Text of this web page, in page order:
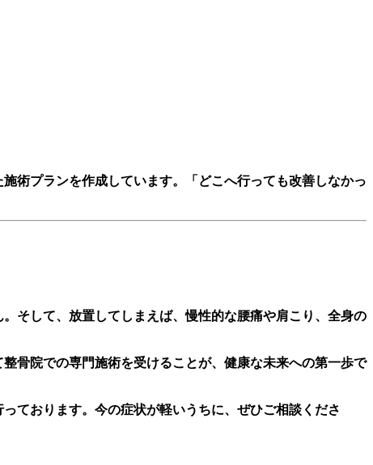
術プランを作成しています。「どこへ行っても改善しなかっ
そして、放置してしまえば、慢性的な腰痛や肩こり、全身の
骨院での専門施術を受けることが、健康な未来への第一歩で
ております。今の症状が軽いうちに、ぜひご相談くださ